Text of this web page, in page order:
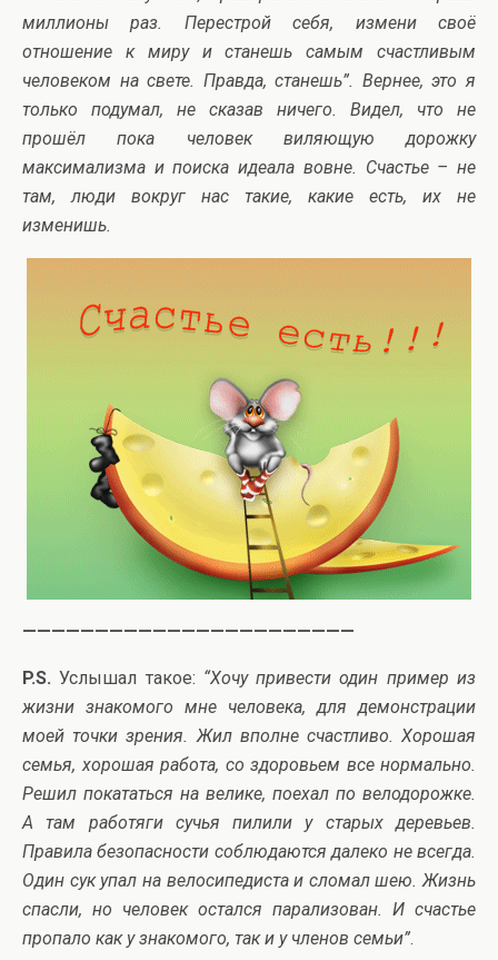
миллионы раз. Перестрой себя, измени своё
отношение к миру и станешь самым счастливым
человеком на свете. Правда, станешь”. Вернее, это я
только подумал, не сказав ничего. Видел, что не
прошёл пока человек виляющую дорожку
максимализма и поиска идеала вовне. Счастье – не
там, люди вокруг нас такие, какие есть, их не
изменишь.
———————————————————————
P.S. Услышал такое: “Хочу привести один пример из
жизни знакомого мне человека, для демонстрации
моей точки зрения. Жил вполне счастливо. Хорошая
семья, хорошая работа, со здоровьем все нормально.
Решил покататься на велике, поехал по велодорожке.
А там работяги сучья пилили у старых деревьев.
Правила безопасности соблюдаются далеко не всегда.
Один сук упал на велосипедиста и сломал шею. Жизнь
спасли, но человек остался парализован. И счастье
пропало как у знакомого, так и у членов семьи”.